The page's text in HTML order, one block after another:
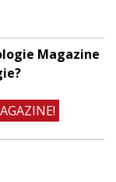
Magazine